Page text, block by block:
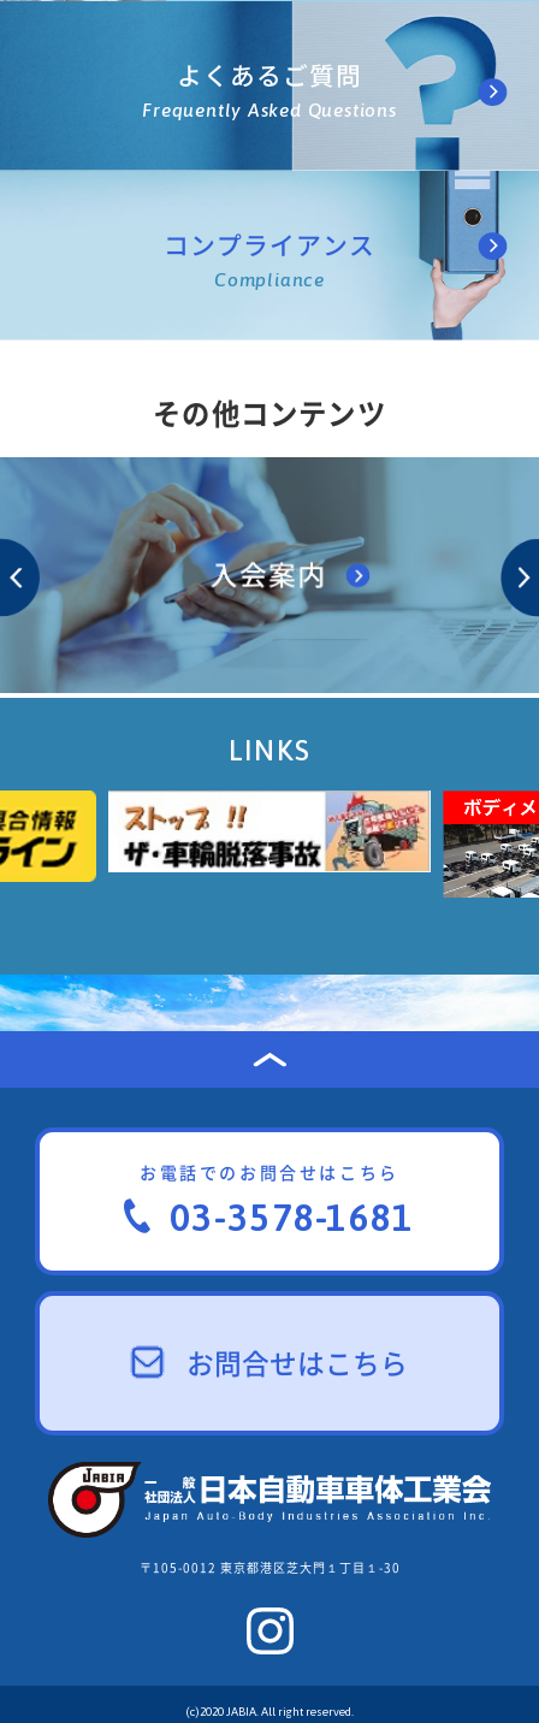
よくあるご質問
Frequently Asked Questions
コンプライアンス
Compliance
その他コンテンツ
LINKS
お電話でのお問合せはこちら
03-3578-1681
お問合せはこちら
〒105-0012 東京都港区芝大門１丁目１-30
(c)2020 JABIA. All right reserved.